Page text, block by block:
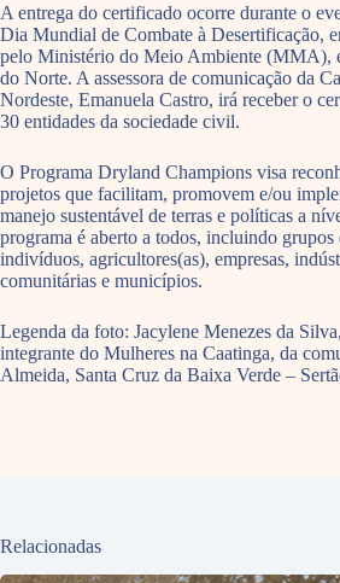
A entrega do certificado ocorre durante o
Dia Mundial de Combate à Desertificação,
pelo Ministério do Meio Ambiente (MMA),
do Norte. A assessora de comunicação da
Nordeste, Emanuela Castro, irá receber o
30 entidades da sociedade civil.
O Programa Dryland Champions visa
projetos que facilitam, promovem e/ou
manejo sustentável de terras e políticas a
programa é aberto a todos, incluindo grupos
indivíduos, agricultores(as), empresas,
comunitárias e municípios.
Legenda da foto: Jacylene Menezes da
integrante do Mulheres na Caatinga, da
Almeida, Santa Cruz da Baixa Verde –
Relacionadas